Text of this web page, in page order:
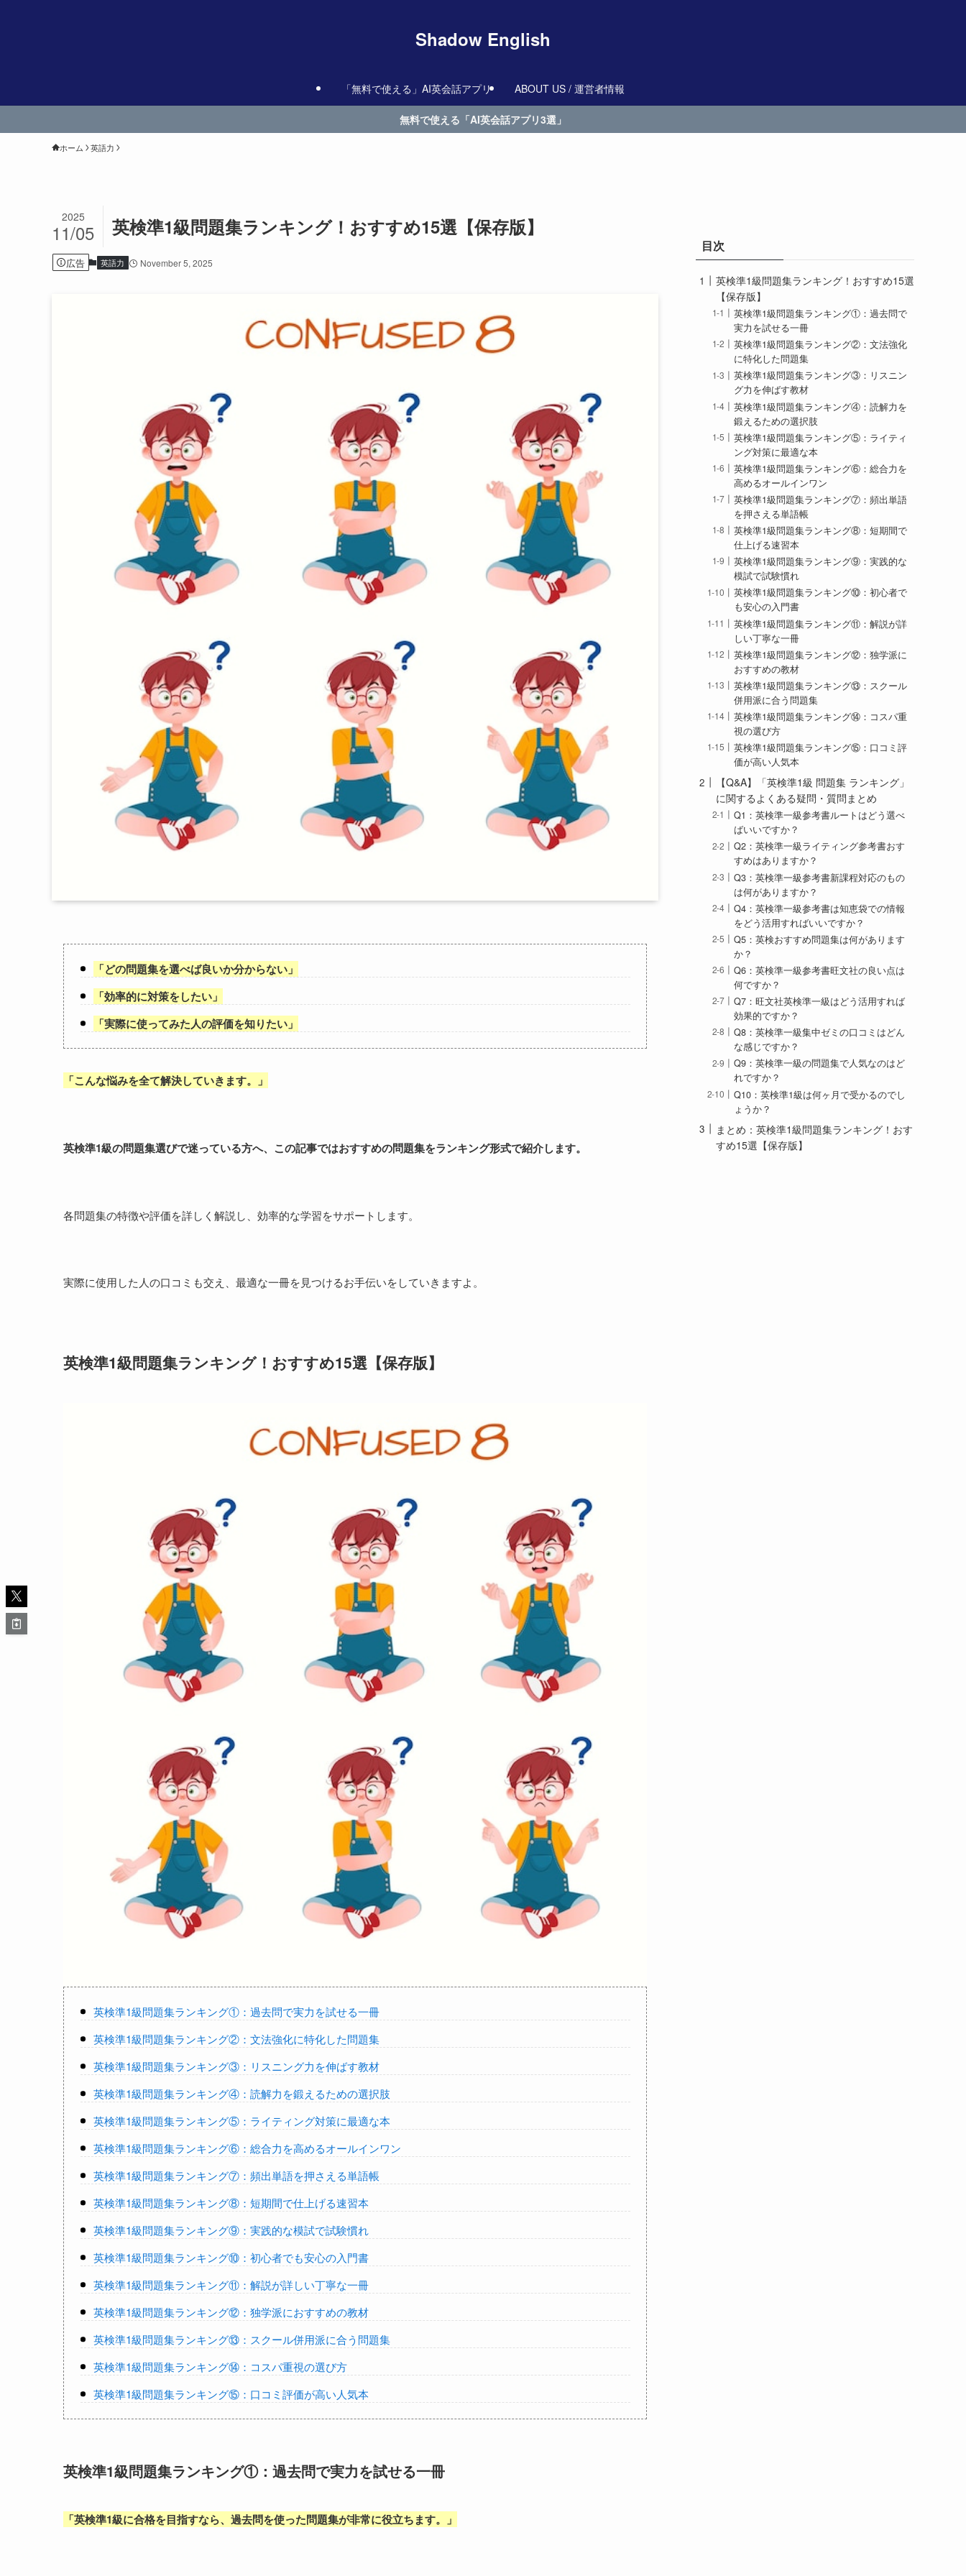
Shadow English
「無料で使える」AI英会話アプリ ABOUT US / 運営者情報
無料で使える「AI英会話アプリ3選」
ホーム 英語力
英検準1級問題集ランキング！おすすめ15選【保存版】
2025
11/05
広告 英語力 November 5, 2025
「どの問題集を選べば良いか分からない 」
「効率的に対策をしたい 」
「実際に使ってみた人の評価を知りたい 」
「こんな悩みを全て解決していきます。 」
英検準1級の問題集選びで迷っている方へ、この記事ではおすすめの問題集をランキング形式で紹介します。
各問題集の特徴や評価を詳しく解説し、効率的な学習をサポートします。
実際に使用した人の口コミも交え、最適な一冊を見つけるお手伝いをしていきますよ。
英検準1級問題集ランキング！おすすめ15選【保存版】
英検準1級問題集ランキング①：過去問で実力を試せる一冊
英検準1級問題集ランキング②：文法強化に特化した問題集
英検準1級問題集ランキング③：リスニング力を伸ばす教材
英検準1級問題集ランキング④：読解力を鍛えるための選択肢
英検準1級問題集ランキング⑤：ライティング対策に最適な本
英検準1級問題集ランキング⑥：総合力を高めるオールインワン
英検準1級問題集ランキング⑦：頻出単語を押さえる単語帳
英検準1級問題集ランキング⑧：短期間で仕上げる速習本
英検準1級問題集ランキング⑨：実践的な模試で試験慣れ
英検準1級問題集ランキング⑩：初心者でも安心の入門書
英検準1級問題集ランキング⑪：解説が詳しい丁寧な一冊
英検準1級問題集ランキング⑫：独学派におすすめの教材
英検準1級問題集ランキング⑬：スクール併用派に合う問題集
英検準1級問題集ランキング⑭：コスパ重視の選び方
英検準1級問題集ランキング⑮：口コミ評価が高い人気本
英検準1級問題集ランキング①：過去問で実力を試せる一冊
「英検準1級に合格を目指すなら、過去問を使った問題集が非常に役立ちます。 」
目次
英検準1級問題集ランキング！おすすめ15選
【保存版】
英検準1級問題集ランキング①：過去問で
実力を試せる一冊
英検準1級問題集ランキング②：文法強化
に特化した問題集
英検準1級問題集ランキング③：リスニン
グ力を伸ばす教材
英検準1級問題集ランキング④：読解力を
鍛えるための選択肢
英検準1級問題集ランキング⑤：ライティ
ング対策に最適な本
英検準1級問題集ランキング⑥：総合力を
高めるオールインワン
英検準1級問題集ランキング⑦：頻出単語
を押さえる単語帳
英検準1級問題集ランキング⑧：短期間で
仕上げる速習本
英検準1級問題集ランキング⑨：実践的な
模試で試験慣れ
英検準1級問題集ランキング⑩：初心者で
も安心の入門書
英検準1級問題集ランキング⑪：解説が詳
しい丁寧な一冊
英検準1級問題集ランキング⑫：独学派に
おすすめの教材
英検準1級問題集ランキング⑬：スクール
併用派に合う問題集
英検準1級問題集ランキング⑭：コスパ重
視の選び方
英検準1級問題集ランキング⑮：口コミ評
価が高い人気本
【Q&A】「英検準1級 問題集 ランキング」
に関するよくある疑問・質問まとめ
Q1：英検準一級参考書ルートはどう選べ
ばいいですか？
Q2：英検準一級ライティング参考書おす
すめはありますか？
Q3：英検準一級参考書新課程対応のもの
は何がありますか？
Q4：英検準一級参考書は知恵袋での情報
をどう活用すればいいですか？
Q5：英検おすすめ問題集は何があります
か？
Q6：英検準一級参考書旺文社の良い点は
何ですか？
Q7：旺文社英検準一級はどう活用すれば
効果的ですか？
Q8：英検準一級集中ゼミの口コミはどん
な感じですか？
Q9：英検準一級の問題集で人気なのはど
れですか？
Q10：英検準1級は何ヶ月で受かるのでし
ょうか？
まとめ：英検準1級問題集ランキング！おす
すめ15選【保存版】